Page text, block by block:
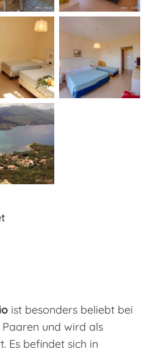
ist besonders beliebt bei
und wird als
Es befindet sich in